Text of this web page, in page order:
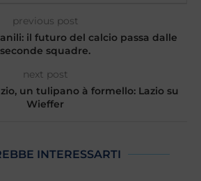
previous post
il futuro del calcio passa dalle
seconde squadre.
next post
un tulipano à formello: Lazio su
Wieffer
INTERESSARTI